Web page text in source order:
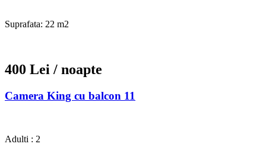
Suprafata: 22 m2
400 Lei / noapte
Camera King cu balcon 11
Adulti : 2